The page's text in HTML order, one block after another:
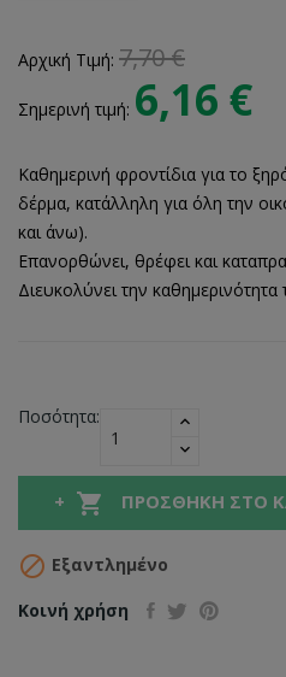
Αρχική Τιμή: 7,70 €
Σημερινή τιμή: 6,16 €
Καθημερινή φροντίδια για το
δέρμα, κατάλληλη για όλη την
και άνω).
Επανορθώνει, θρέφει και
Διευκολύνει την καθημερινότητα
Ποσότητα:
 ΠΡΟΣΘΉΚΗ ΣΤΟ
 Εξαντλημένο
Κοινή χρήση